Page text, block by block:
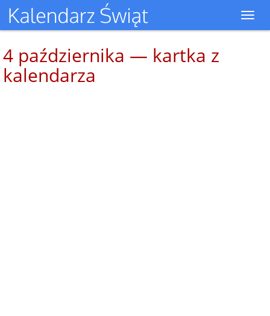
4 października — kartka z
kalendarza